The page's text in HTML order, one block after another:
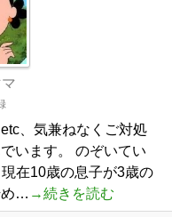
、気兼ねなくご対処
います。 のぞいてい
在10歳の息子が3歳の
め… →続きを読む